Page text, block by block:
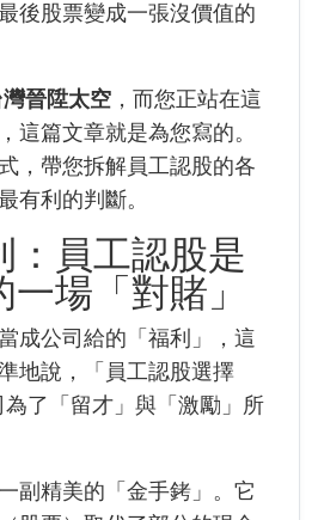
後股票變成一張沒價值的
灣晉陞太空 ，而您正站在這
這篇文章就是為您寫的。
，帶您拆解員工認股的各
有利的判斷。
：員工認股是
場「對賭」
成公司給的「福利」，這
地說，「員工認股選擇
為了「留才」與「激勵」所
副精美的「金手銬」。它